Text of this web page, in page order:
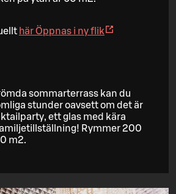
härÖppnas i ny flik
sommarterrass kan du
stunder oavsett om det är
ett glas med kära
Rymmer 200
m2.